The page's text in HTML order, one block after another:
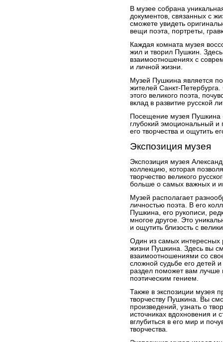
В музее собрана
документов, связанных с
сможете увидеть
вещи поэта, портреты,
Каждая комната музея
жил и творил Пушкин.
взаимоотношениях с
и личной жизни.
Музей Пушкина является
жителей Санкт-
этого великого поэта,
вклад в развитие русской
Посещение музея Пушкина
глубокий эмоциональный и
его творчества и ощутить
Экспозиция музея
Экспозиция музея
коллекцию, которая
творчество великого
больше о самых важных и
Музей располагает
личностью поэта. В его
Пушкина, его рукописи,
многое другое. Это
и ощутить близость с
Один из самых интересных
жизни Пушкина. Здесь вы
взаимоотношениями со
сложной судьбе его детей
раздел поможет вам лучше
поэтическим гением.
Также в экспозиции музея
творчеству Пушкина. Вы
произведений, узнать о
источниках вдохновения и
вглубиться в его мир и
творчества.